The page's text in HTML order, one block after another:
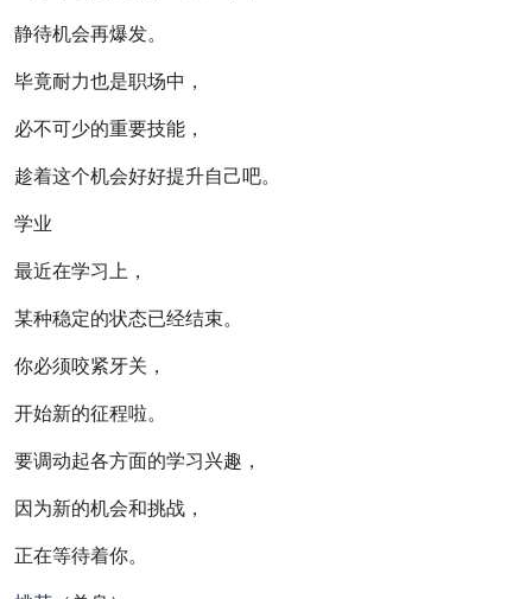
静待机会再爆发。
毕竟耐力也是职场中，
必不可少的重要技能，
趁着这个机会好好提升自己吧。
学业
最近在学习上，
某种稳定的状态已经结束。
你必须咬紧牙关，
开始新的征程啦。
要调动起各方面的学习兴趣，
因为新的机会和挑战，
正在等待着你。